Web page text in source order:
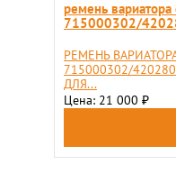
ремень
715000302/
РЕМЕНЬ
715000302/
ДЛЯ...
Цена: 21 000 ₽